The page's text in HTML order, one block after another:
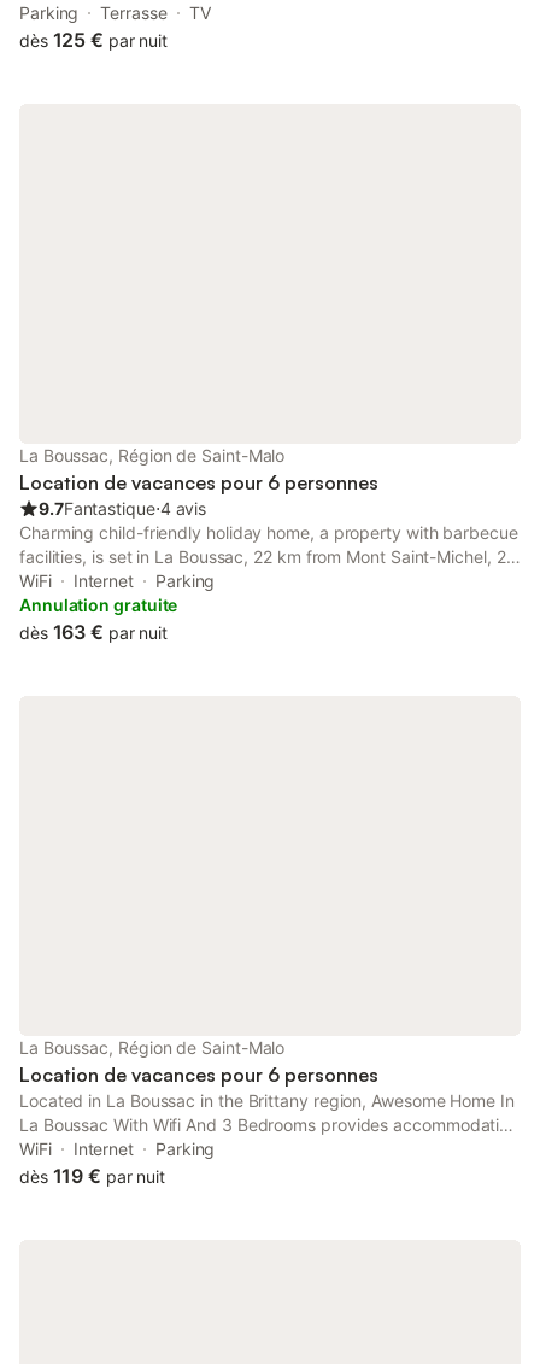
to a terrace and free private parking. The property is non-
smoking and is located 24 km from Mont Saint Michel Abbey.
Parking Terrasse
TV
dès 125 € par nuit
La Boussac, Région de Saint-Malo
Location de vacances pour 6 personnes
9.7Fantastique⋅4 avis
Charming child-friendly holiday home, a property with barbecue
facilities, is set in La Boussac, 22 km from Mont Saint-Michel, 28
km from Port of Houle, as well as 32 km from The Pointe du
Grouin.
WiFi Internet
Parking
Annulation gratuite
dès 163 € par nuit
La Boussac, Région de Saint-Malo
Location de vacances pour 6 personnes
Located in La Boussac in the Brittany region, Awesome Home In
La Boussac With Wifi And 3 Bedrooms provides accommodation
with free WiFi and free private parking.
WiFi Internet
Parking
dès 119 € par nuit